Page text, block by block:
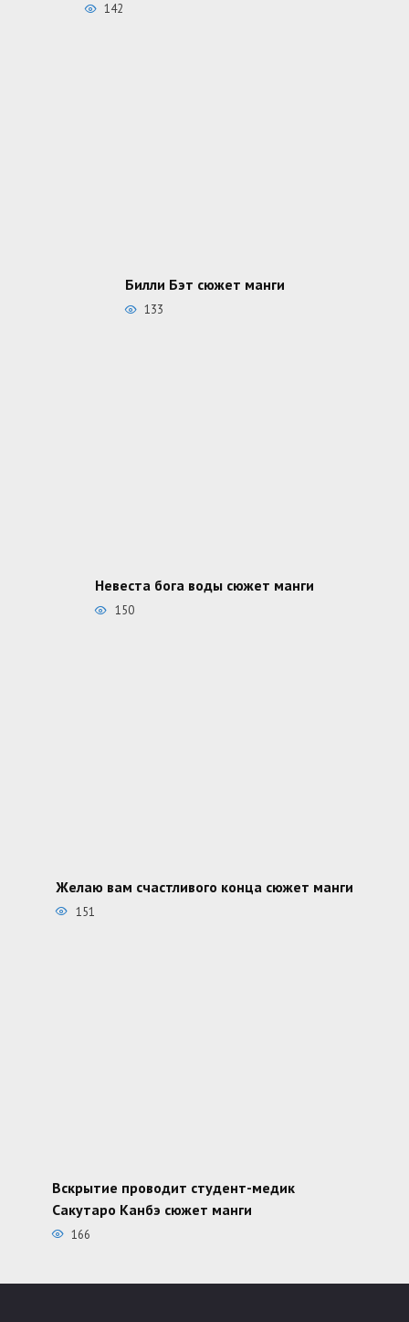
142
Билли Бэт сюжет манги
133
Невеста бога воды сюжет манги
150
Желаю вам счастливого конца сюжет манги
151
Вскрытие проводит студент-медик
Сакутаро Канбэ сюжет манги
166